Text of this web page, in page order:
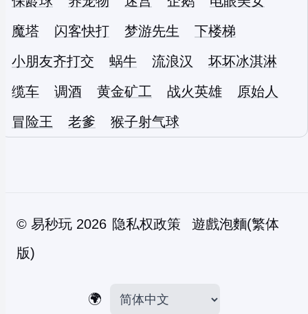
魔塔
闪客快打 梦游先生
下楼梯
小朋友齐打交
蜗牛 流浪汉
坏坏冰淇淋
缆车
调酒 黄金矿工 战火英雄
原始人
冒险王
老爹 猴子射气球
© 易秒玩 2026 隐私权政策
遊戲泡麵(繁体
版)
🌍